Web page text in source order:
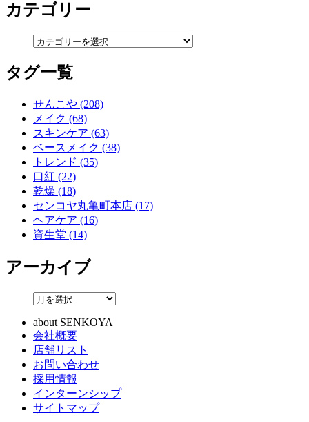
カテゴリー
タグ一覧
せんこや (208)
メイク (68)
スキンケア (63)
ベースメイク (38)
トレンド (35)
口紅 (22)
乾燥 (18)
センコヤ丸亀町本店 (17)
ヘアケア (16)
資生堂 (14)
アーカイブ
about SENKOYA
会社概要
店舗リスト
お問い合わせ
採用情報
インターンシップ
サイトマップ